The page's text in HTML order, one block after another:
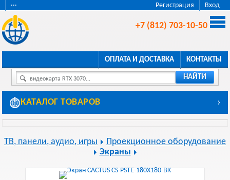
Регистрация Вход
···
+7 (812) 703-10-50
ОПЛАТА И ДОСТАВКА КОНТАКТЫ
видеокарта RTX 3070... НАЙТИ
КАТАЛОГ ТОВАРОВ ›
ТВ, панели, аудио, игры
Проекционное оборудование
Экраны